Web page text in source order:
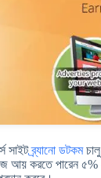
সাইটব্র্যানো ডটকমচালু
আয় করতে পারেন